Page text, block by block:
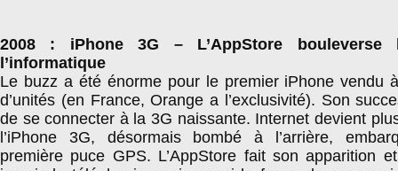
2008 : iPhone 3G – L’AppStore bouleverse
l’informatique
Le buzz a été énorme pour le premier iPhone vendu
d’unités (en France, Orange a l’exclusivité). Son
de se connecter à la 3G naissante. Internet devient
l’iPhone 3G, désormais bombé à l’arrière,
première puce GPS. L’AppStore fait son apparition